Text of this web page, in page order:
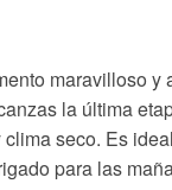
maravilloso
la última
seco. Es
para las